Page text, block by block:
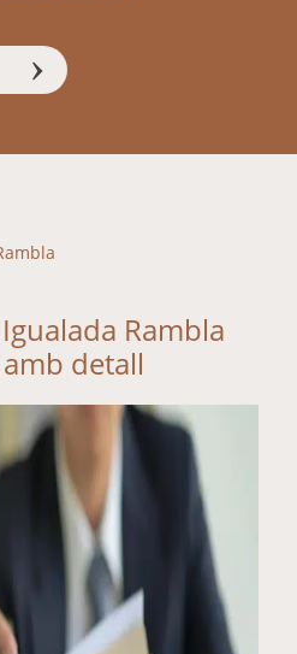
Rambla
detall